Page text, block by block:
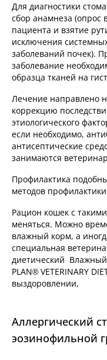
Для диагностики
сбор анамнеза (опрос
пациента и взятие
исключения
заболеваний почек).
заболевание
образца тканей на
Лечение направлено
коррекцию
этиологического
если необходимо,
антисептические
занимаются
Профилактика
методов
Рацион кошек с
меняться. Можно
влажный корм, а
специальная
диетический Влажный
PLAN® VETERINARY
выздоровлении,
Аллергический
эозинофильной